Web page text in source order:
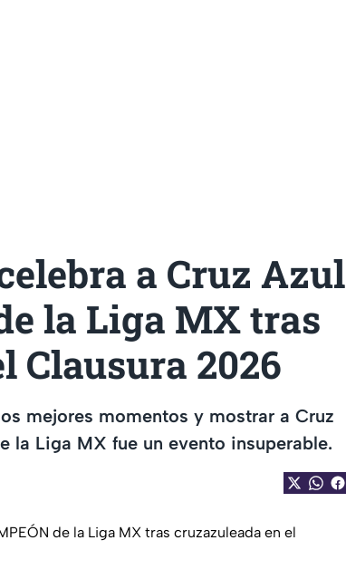
a Cruz Azul
la Liga MX tras
Clausura 2026
mejores momentos y mostrar a Cruz
la Liga MX fue un evento insuperable.
de la Liga MX tras cruzazuleada en el